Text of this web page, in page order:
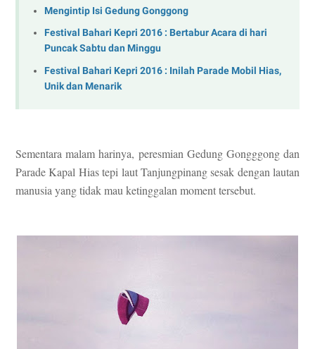
Mengintip Isi Gedung Gonggong
Festival Bahari Kepri 2016 : Bertabur Acara di hari
Puncak Sabtu dan Minggu
Festival Bahari Kepri 2016 : Inilah Parade Mobil Hias,
Unik dan Menarik
Sementara malam harinya, peresmian Gedung Gongggong dan
Parade Kapal Hias tepi laut Tanjungpinang sesak dengan lautan
manusia yang tidak mau ketinggalan moment tersebut.